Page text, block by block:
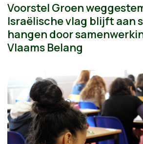
Voorstel Groen
Israëlische vlag blijft aan
hangen door
Vlaams Belang